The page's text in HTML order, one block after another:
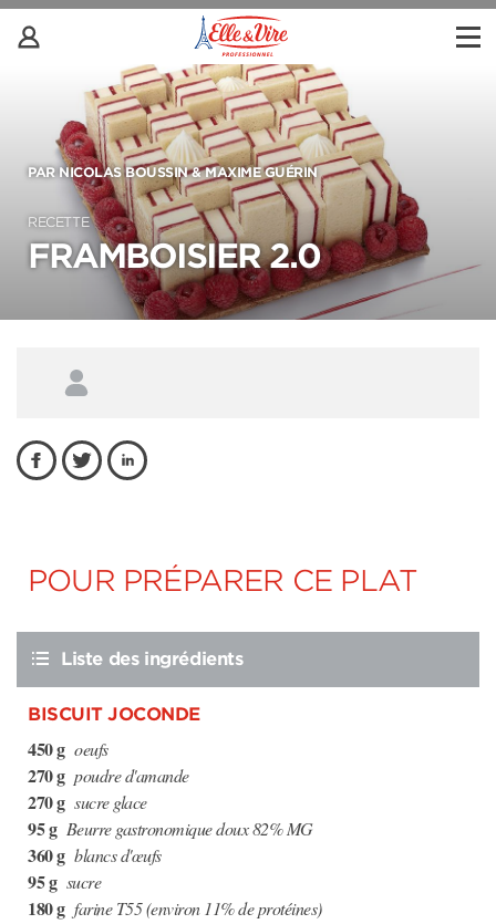
PAR NICOLAS BOUSSIN & MAXIME GUÉRIN
RECETTE
FRAMBOISIER 2.0
POUR PRÉPARER CE PLAT
Liste des ingrédients
BISCUIT JOCONDE
450 g oeufs
270 g poudre d'amande
270 g sucre glace
95 g Beurre gastronomique doux 82% MG
360 g blancs d'œufs
95 g sucre
180 g farine T55 (environ 11% de protéines)